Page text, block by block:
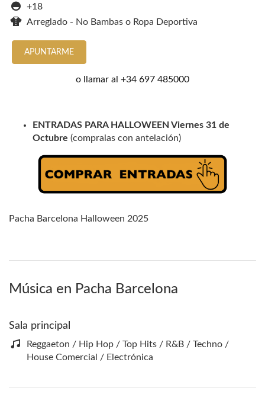
+18
Arreglado - No Bambas o Ropa Deportiva
APUNTARME
o llamar al +34 697 485000
ENTRADAS PARA HALLOWEEN Viernes 31 de
Octubre (compralas con antelación)
Pacha Barcelona Halloween 2025
Música en Pacha Barcelona
Sala principal
Reggaeton / Hip Hop / Top Hits / R&B / Techno /
House Comercial / Electrónica